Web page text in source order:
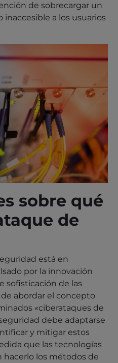
de sobrecargar un
inaccesible a los usuarios
sobre qué
de
está en
por la innovación
sofisticación de las
abordar el concepto
«ciberataques de
debe adaptarse
y mitigar estos
que las tecnologías
hacerlo los métodos de